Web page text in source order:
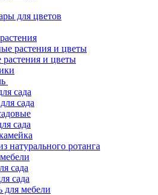
для цветов
растения и цветы
и цветы
сада
сада
сада
натурального ротанга
сада
сада
для мебели